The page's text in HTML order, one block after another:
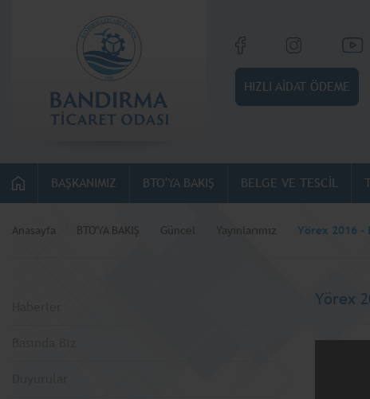
HIZLI AİDAT ÖDEME
BAŞKANIMIZ BTO'YA BAKIŞ BELGE VE TESCİL
Anasayfa BTO'YA BAKIŞ Güncel Yayınlarımız Yörex 2016 -
Yörex